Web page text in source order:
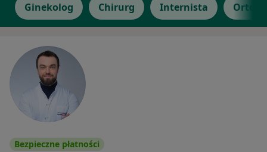
Ginekolog Chirurg Internista
Bezpieczne płatności